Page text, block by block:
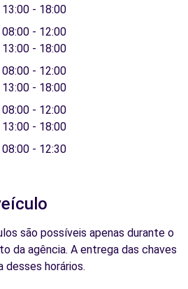
13:00 - 18:00
08:00 - 12:00
13:00 - 18:00
08:00 - 12:00
13:00 - 18:00
08:00 - 12:00
13:00 - 18:00
08:00 - 12:30
são possíveis apenas durante o
da agência. A entrega das chaves
desses horários.